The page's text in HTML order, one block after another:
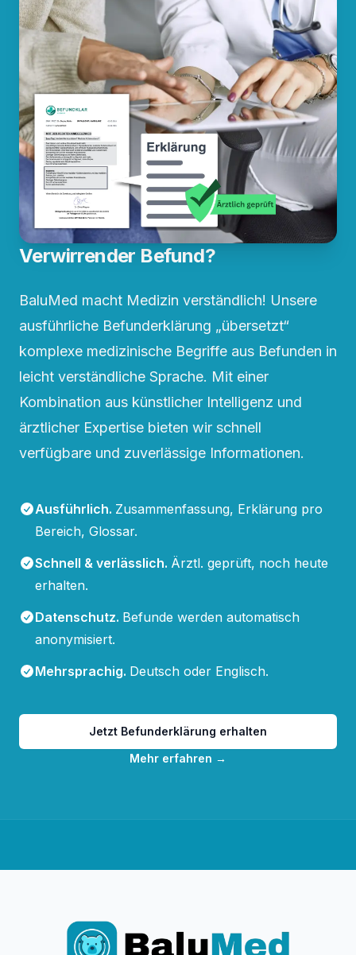
Verwirrender Befund?
BaluMed macht Medizin verständlich! Unsere
ausführliche Befunderklärung „übersetzt“
komplexe medizinische Begriffe aus Befunden in
leicht verständliche Sprache. Mit einer
Kombination aus künstlicher Intelligenz und
ärztlicher Expertise bieten wir schnell
verfügbare und zuverlässige Informationen.
Ausführlich. Zusammenfassung, Erklärung pro
Bereich, Glossar.
Schnell & verlässlich. Ärztl. geprüft, noch heute
erhalten.
Datenschutz. Befunde werden automatisch
anonymisiert.
Mehrsprachig. Deutsch oder Englisch.
Jetzt Befunderklärung erhalten
Mehr erfahren →